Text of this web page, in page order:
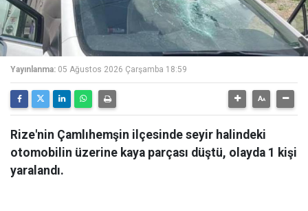
Yayınlanma: 05 Ağustos 2026 Çarşamba 18:59
Rize'nin Çamlıhemşin ilçesinde seyir halindeki
otomobilin üzerine kaya parçası düştü, olayda 1 kişi
yaralandı.